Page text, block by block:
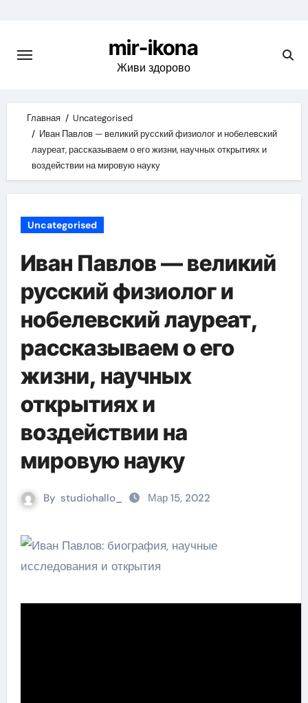
content
mir-ikona
Живи здорово
Главная
Uncategorised
Иван Павлов — великий русский физиолог и нобелевский
лауреат, рассказываем о его жизни, научных открытиях и
воздействии на мировую науку
Uncategorised
Иван Павлов — великий
русский физиолог и
нобелевский лауреат,
рассказываем о его
жизни, научных
открытиях и
воздействии на
мировую науку
By studiohallo_ Мар 15, 2022